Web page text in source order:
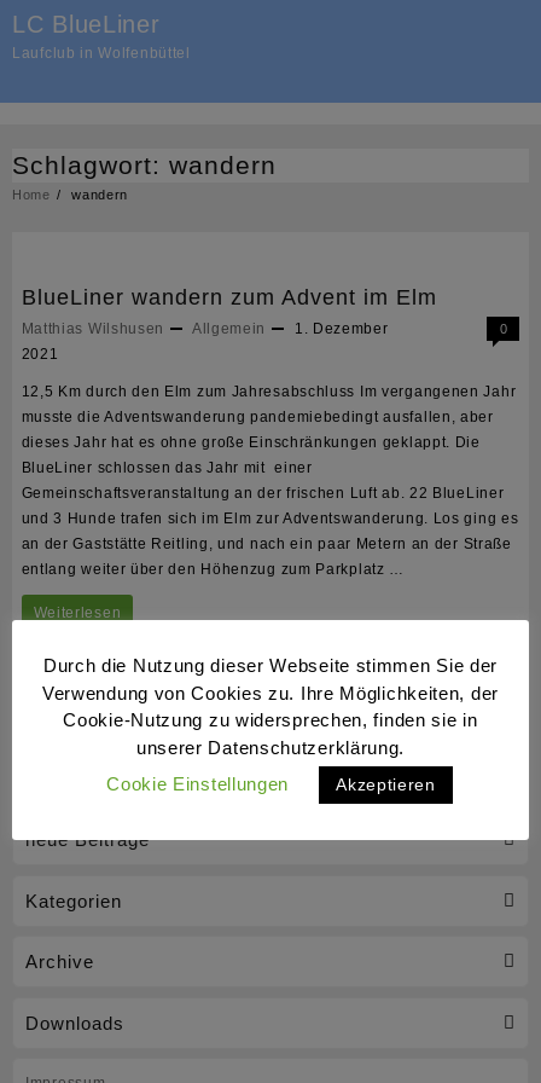
content
LC BlueLiner
Laufclub in Wolfenbüttel
neue Beiträge
Kategorien
Archive
Downloads
Schlagwort: wandern
Home wandern
BlueLiner wandern zum Advent im Elm
Matthias Wilshusen Allgemein
1. Dezember
2021
0
12,5 Km durch den Elm zum Jahresabschluss Im vergangenen Jahr
musste die Adventswanderung pandemiebedingt ausfallen, aber
dieses Jahr hat es ohne große Einschränkungen geklappt. Die
BlueLiner schlossen das Jahr mit einer
Gemeinschaftsveranstaltung an der frischen Luft ab. 22 BlueLiner
und 3 Hunde trafen sich im Elm zur Adventswanderung. Los ging es
an der Gaststätte Reitling, und nach ein paar Metern an der Straße
entlang weiter über den Höhenzug zum Parkplatz …
BlueLiner
zum
Advent
Weiterlesen
Durch die Nutzung dieser Webseite stimmen Sie der
Verwendung von Cookies zu. Ihre Möglichkeiten, der
Cookie-Nutzung zu widersprechen, finden sie in
unserer Datenschutzerklärung.
Cookie Einstellungen
Akzeptieren